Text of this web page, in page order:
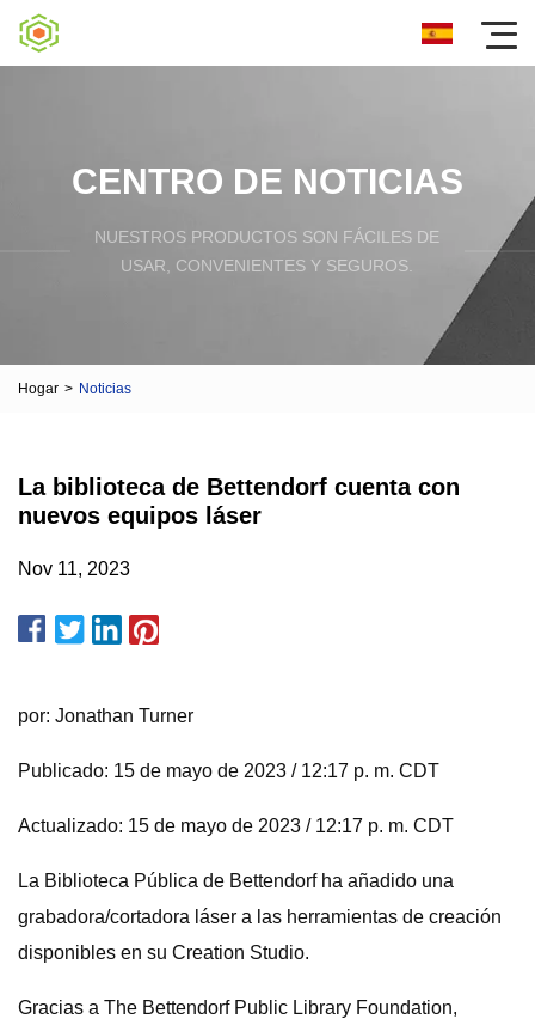
CENTRO DE NOTICIAS
NUESTROS PRODUCTOS SON FÁCILES DE
USAR, CONVENIENTES Y SEGUROS.
Hogar > Noticias
La biblioteca de Bettendorf cuenta con
nuevos equipos láser
Nov 11, 2023
por: Jonathan Turner
Publicado: 15 de mayo de 2023 / 12:17 p. m. CDT
Actualizado: 15 de mayo de 2023 / 12:17 p. m. CDT
La Biblioteca Pública de Bettendorf ha añadido una
grabadora/cortadora láser a las herramientas de creación
disponibles en su Creation Studio.
Gracias a The Bettendorf Public Library Foundation,